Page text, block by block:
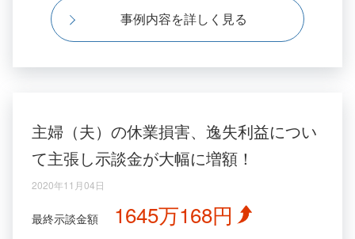
事例内容を詳しく見る
主婦（夫）の休業損害、逸失利益につい
て主張し示談金が大幅に増額！
2020年11月04日
最終示談金額 1645万168円